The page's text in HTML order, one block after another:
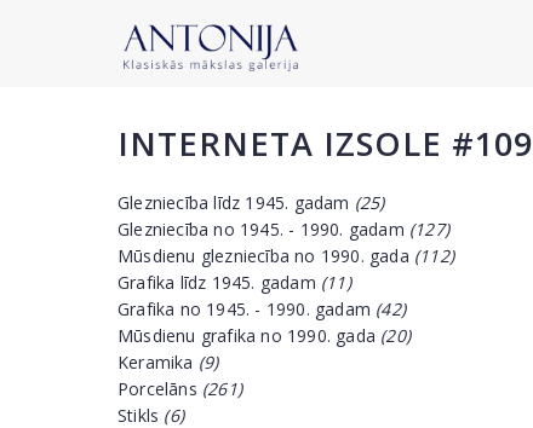
INTERNETA IZSOLE #109
Glezniecība līdz 1945. gadam (25)
Glezniecība no 1945. - 1990. gadam (127)
Mūsdienu glezniecība no 1990. gada (112)
Grafika līdz 1945. gadam (11)
Grafika no 1945. - 1990. gadam (42)
Mūsdienu grafika no 1990. gada (20)
Keramika (9)
Porcelāns (261)
Stikls (6)